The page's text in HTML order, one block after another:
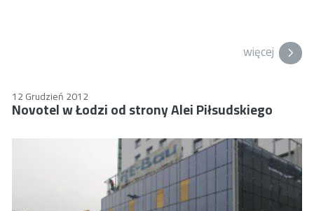
więcej
12 Grudzień 2012
Novotel w Łodzi od strony Alei Piłsudskiego